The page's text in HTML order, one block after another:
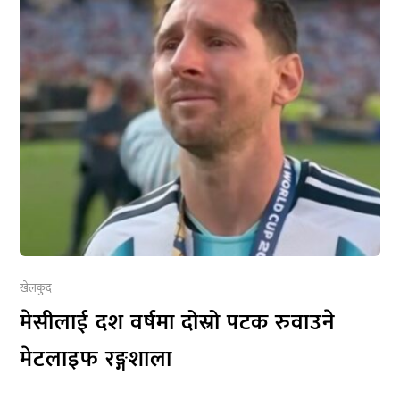
खेलकुद
मेसीलाई दश वर्षमा दोस्रो पटक रुवाउने
मेटलाइफ रङ्गशाला